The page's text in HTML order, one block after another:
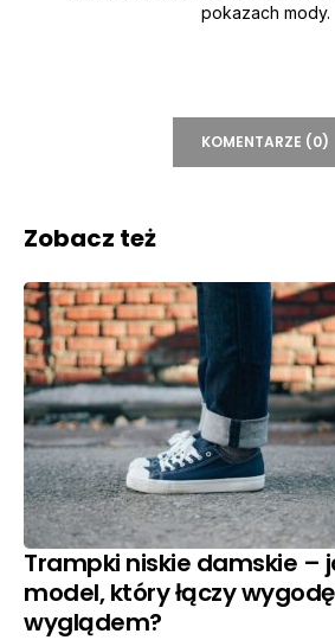
pokazach mody.
KOMENTARZE (0)
Zobacz też
Trampki niskie damskie –
model, który łączy
wyglądem?